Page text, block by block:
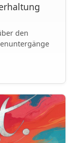
den